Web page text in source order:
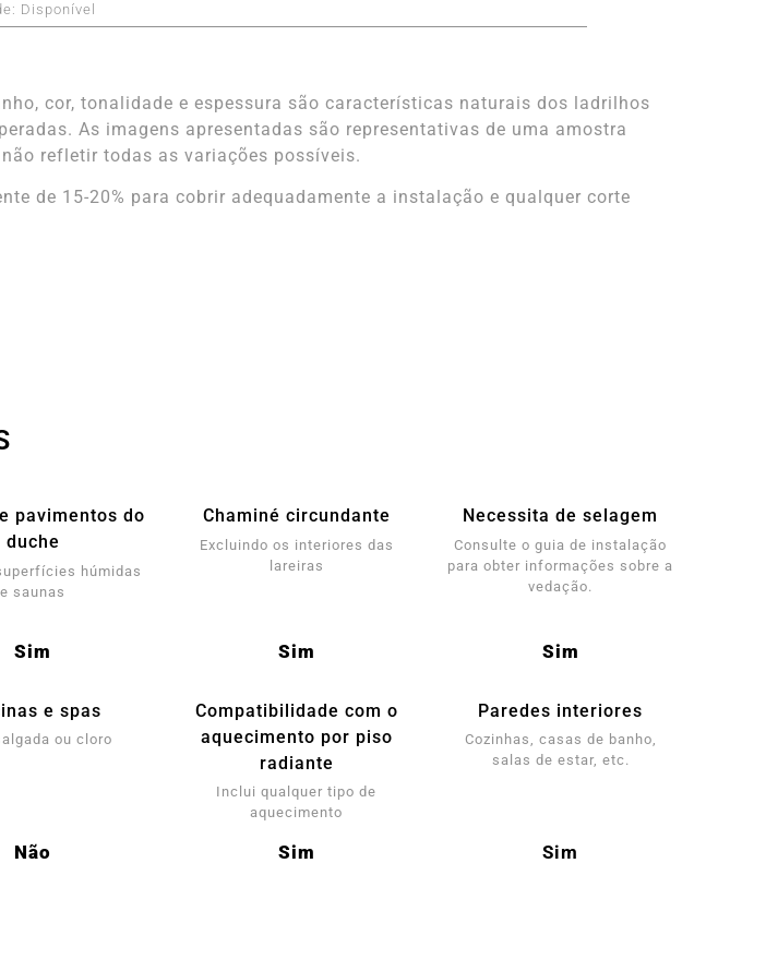
Disponível
cor, tonalidade e espessura são características naturais dos ladrilhos
As imagens apresentadas são representativas de uma amostra
refletir todas as variações possíveis.
de 15-20% para cobrir adequadamente a instalação e qualquer corte
pavimentos do
duche
húmidas
e saunas
Sim
Chaminé circundante
Excluindo os interiores das
lareiras
Sim
Necessita de selagem
Consulte o guia de instalação
para obter informações sobre a
vedação.
Sim
e spas
ou cloro
Não
Compatibilidade com o
aquecimento por piso
radiante
Inclui qualquer tipo de
aquecimento
Sim
Paredes interiores
Cozinhas, casas de banho,
salas de estar, etc.
Sim